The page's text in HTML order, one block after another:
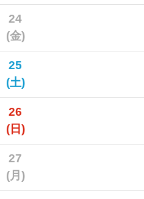
24
(金)
25
(土)
26
(日)
27
(月)